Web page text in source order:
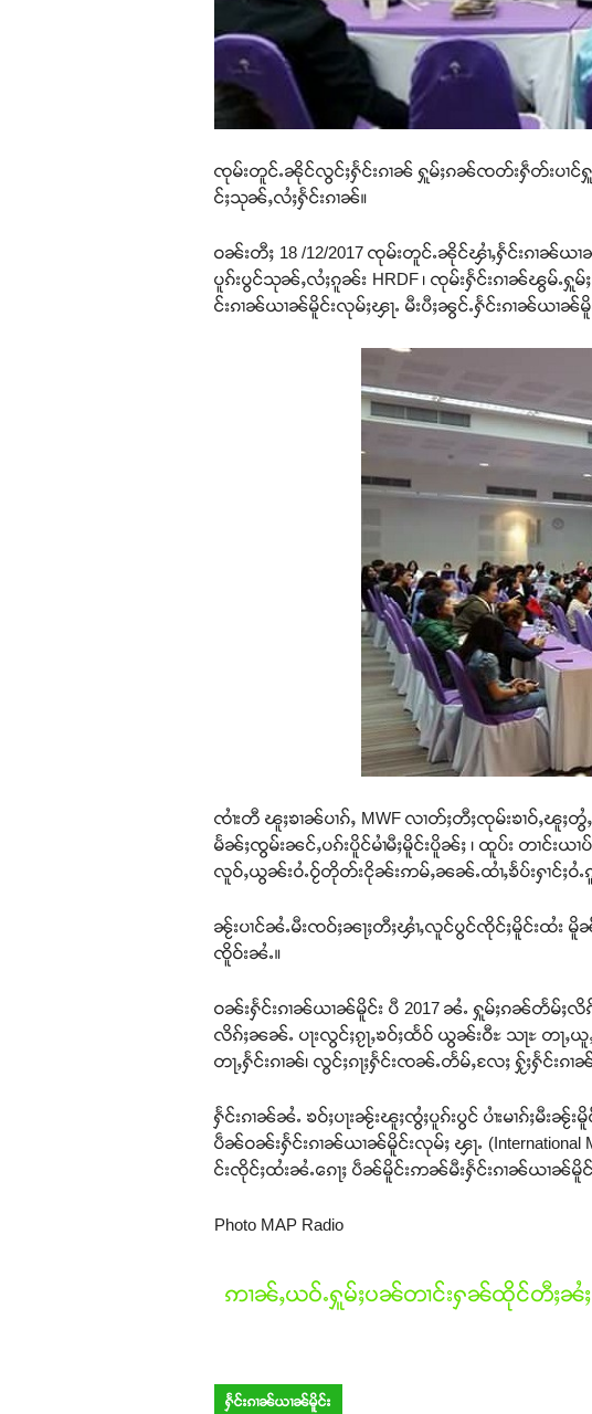
ၸုမ်းတူင်ႉၼိုင်လွင်ႈႁႅင်းၵၢၼ် ႁူမ်ႈၵၼ်ၸတ်းႁဵတ်းပၢင်ႁူပ်
င်ႈသုၼ်ႇလႆႈႁႅင်းၵၢၼ်။
ဝၼ်းတီႈ 18 /12/2017 ၸုမ်းတူင်ႉၼိုင်ၾၢႆႇႁႅင်းၵၢၼ်ယၢ
ပူၵ်းပွင်သုၼ်ႇလႆႈၵူၼ်း HRDF ၊ ၸုမ်းႁႅင်းၵၢၼ်ၽွမ်ႉႁူ
င်းၵၢၼ်ယၢၼ်မိူင်းလုမ်ႈၾႃႉ မီးပီႈၼွင်ႉႁႅင်းၵၢၼ်ယၢၼ်မိူင်
ၸၢႆးတီ ၽူႈၶၢၼ်ပၢၵ်ႇ MWF လၢတ်ႈတီႈၸုမ်းၶၢဝ်ႇၽူႈ
မႅၼ်ႈၸွမ်းၼင်ႇပၵ်းပိူင်မၢႆမီႈမိူင်းပိူၼ်ႈ ၊ ထူပ်း တၢင်း
လူဝ်ႇယွၼ်းဝႆႉဝႂ်တိုတ်းငိုၼ်းဢမ်ႇၼၼ်ႉထၢႆႇၶႅပ်းႁၢင်ႈဝႆႉ
ၼႂ်းပၢင်ၼႆႉမီးၸဝ်ႈၼႃႈတီႈၾၢႆႇလူင်ပွင်ၸိုင်ႈမိူင်းထႆး မိူ
ၸိူဝ်းၼႆႉ။
ဝၼ်းႁႅင်းၵၢၼ်ယၢၼ်မိူင်း ပီ 2017 ၼႆႉ ႁူမ်ႈၵၼ်တႅမ်
လိၵ်ႈၼၼ်ႉ ပႃးလွင်ႈၵႂႃႇၶဝ်ႈထႅဝ် ယွၼ်းဝီႊ သႃႊ တႃႇ
တႃႇႁႅင်းၵၢၼ်၊ လွင်ႈၵႃႈႁႅင်းၸၼ်ႉတႅမ်ႇလႄႈ ႁႂ်ႈႁႅင်
ႁႅင်းၵၢၼ်ၼႆႉ ၶဝ်ႈပႃးၼႂ်းၽူႈၸွႆႈပူၵ်းပွင် ပၢႆးမၢၵ်ႈမီ
ပဵၼ်ဝၼ်းႁႅင်းၵၢၼ်ယၢၼ်မိူင်းလုမ်ႈ ၾႃႉ (International
င်းၸိုင်ႈထႆးၼႆႉၵေႃႈ ပဵၼ်မိူင်းဢၼ်မီးႁႅင်းၵၢၼ်ယၢၼ်မိူ
Photo MAP Radio
ဢၢၼ်ႇယဝ်ႉႁူမ်ႈပၼ်တၢင်းႁၼ်ထိုင်တီႈၼႆႈ
ႁႅင်းၵၢၼ်ယၢၼ်မိူင်း